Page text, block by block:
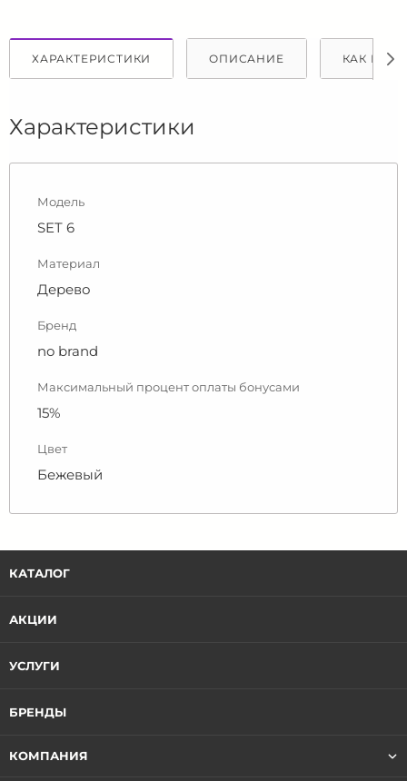
ХАРАКТЕРИСТИКИ ОПИСАНИЕ КАК
Характеристики
Модель
SET 6
Материал
Дерево
Бренд
no brand
Максимальный процент оплаты бонусами
15%
Цвет
Бежевый
КАТАЛОГ
АКЦИИ
УСЛУГИ
БРЕНДЫ
КОМПАНИЯ